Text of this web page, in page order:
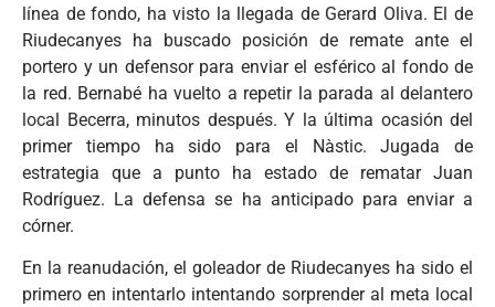
línea de fondo, ha visto la llegada de Gerard Oliva. El de
Riudecanyes ha buscado posición de remate ante el
portero y un defensor para enviar el esférico al fondo de
la red. Bernabé ha vuelto a repetir la parada al delantero
local Becerra, minutos después. Y la última ocasión del
primer tiempo ha sido para el Nàstic. Jugada de
estrategia que a punto ha estado de rematar Juan
Rodríguez. La defensa se ha anticipado para enviar a
córner.
En la reanudación, el goleador de Riudecanyes ha sido el
primero en intentarlo intentando sorprender al meta local